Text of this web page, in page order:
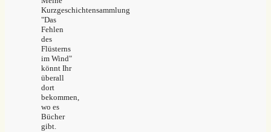
Kurzgeschichtensammlung
"Das
Fehlen
des
Flüsterns
im Wind"
könnt Ihr
überall
dort
bekommen,
wo es
Bücher
gibt.